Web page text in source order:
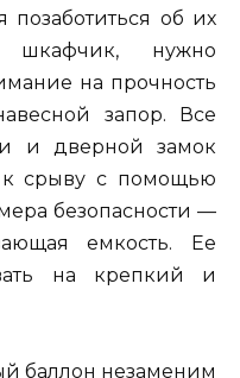
позаботиться об их
шкафчик, нужно
на прочность
запор. Все
и дверной замок
срыву с помощью
безопасности —
емкость. Ее
на крепкий и
баллон незаменим